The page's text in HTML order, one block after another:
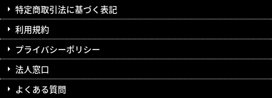
特定商取引法に基づく表記
利用規約
プライバシーポリシー
法人窓口
よくある質問